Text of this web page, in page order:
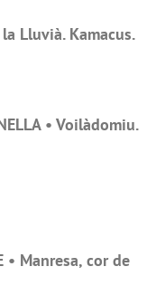
Lluvià. Kamacus.
• Voilàdomiu.
• Manresa, cor de